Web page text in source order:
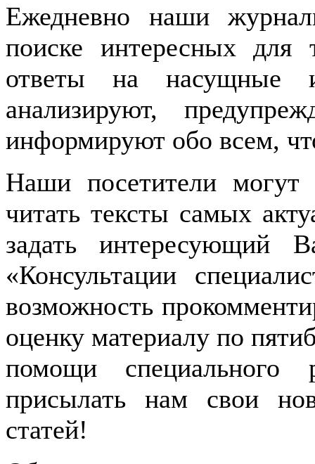
Ежедневно наши
поиске интересных
ответы на насущные
анализируют,
информируют обо всем,
Наши посетители
читать тексты самых
задать интересующий
«Консультации
возможность
оценку материалу по
помощи специального
присылать нам свои
статей!